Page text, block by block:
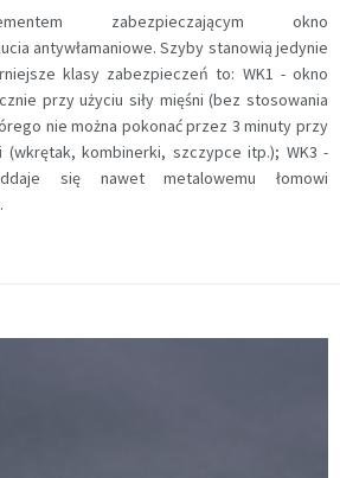
zabezpieczającym okno
antywłamaniowe. Szyby stanowią jedynie
klasy zabezpieczeń to: WK1 - okno
przy użyciu siły mięśni (bez stosowania
nie można pokonać przez 3 minuty przy
(wkrętak, kombinerki, szczypce itp.); WK3 -
się nawet metalowemu łomowi